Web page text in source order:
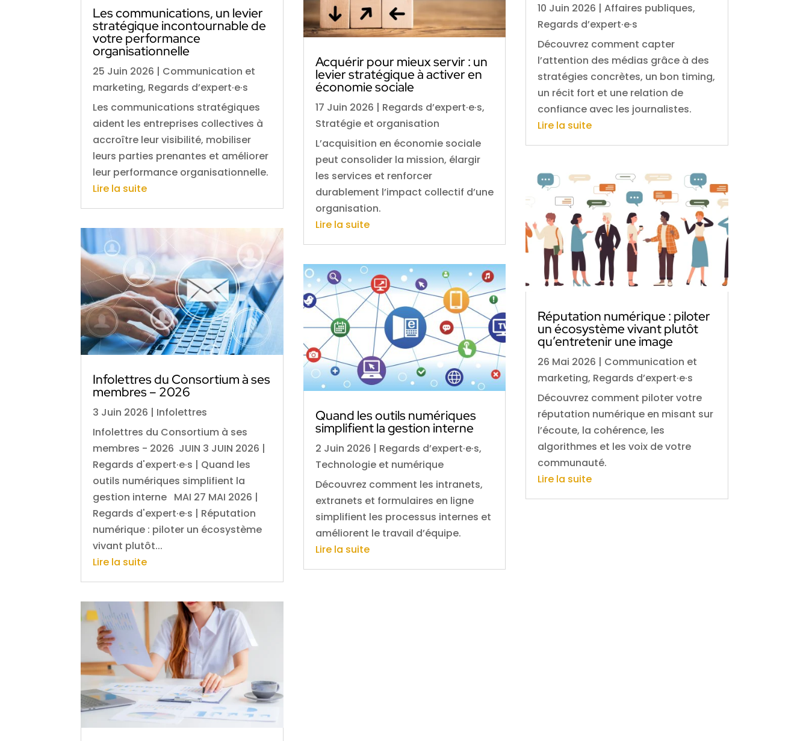
Les communications, un levier
stratégique incontournable de
votre performance
organisationnelle
25 Juin 2026 | Communication et
marketing, Regards d’expert·e·s
Les communications stratégiques
aident les entreprises collectives à
accroître leur visibilité, mobiliser
leurs parties prenantes et améliorer
leur performance organisationnelle.
Lire la suite
Infolettres du Consortium à ses
membres – 2026
3 Juin 2026 | Infolettres
Infolettres du Consortium à ses
membres - 2026 JUIN 3 JUIN 2026 |
Regards d'expert·e·s | Quand les
outils numériques simplifient la
gestion interne MAI 27 MAI 2026 |
Regards d'expert·e·s | Réputation
numérique : piloter un écosystème
vivant plutôt...
Lire la suite
Acquérir pour mieux servir : un
levier stratégique à activer en
économie sociale
17 Juin 2026 | Regards d’expert·e·s,
Stratégie et organisation
L’acquisition en économie sociale
peut consolider la mission, élargir
les services et renforcer
durablement l’impact collectif d’une
organisation.
Lire la suite
Quand les outils numériques
simplifient la gestion interne
2 Juin 2026 | Regards d’expert·e·s,
Technologie et numérique
Découvrez comment les intranets,
extranets et formulaires en ligne
simplifient les processus internes et
améliorent le travail d’équipe.
Lire la suite
10 Juin 2026 | Affaires publiques,
Regards d’expert·e·s
Découvrez comment capter
l’attention des médias grâce à des
stratégies concrètes, un bon timing,
un récit fort et une relation de
confiance avec les journalistes.
Lire la suite
Réputation numérique : piloter
un écosystème vivant plutôt
qu’entretenir une image
26 Mai 2026 | Communication et
marketing, Regards d’expert·e·s
Découvrez comment piloter votre
réputation numérique en misant sur
l’écoute, la cohérence, les
algorithmes et les voix de votre
communauté.
Lire la suite